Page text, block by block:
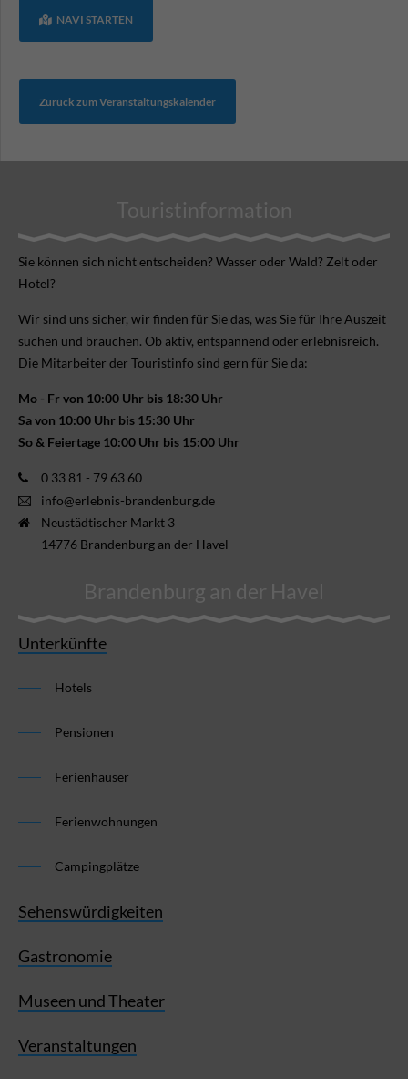
NAVI STARTEN
Zurück zum Veranstaltungskalender
Touristinformation
Sie können sich nicht ent­scheiden? Wasser oder Wald? Zelt oder
Hotel?
Wir sind uns sicher, wir finden für Sie das, was Sie für Ihre Aus­zeit
suchen und brauchen. Ob aktiv, ent­spannend oder erlebnis­reich.
Die Mitarbeiter der Touristinfo sind gern für Sie da:
Mo - Fr von 10:00 Uhr bis 18:30 Uhr
Sa von 10:00 Uhr bis 15:30 Uhr
So & Feiertage 10:00 Uhr bis 15:00 Uhr
0 33 81 - 79 63 60
info@erlebnis-brandenburg.de
Neustädtischer Markt 3
14776 Brandenburg an der Havel
Brandenburg an der Havel
Unterkünfte
Hotels
Pensionen
Ferienhäuser
Ferienwohnungen
Campingplätze
Sehenswürdigkeiten
Gastronomie
Museen und Theater
Veranstaltungen